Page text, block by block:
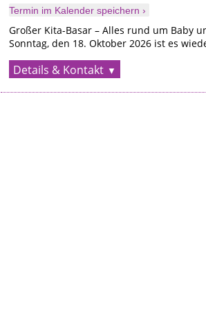
Termin im Kalender speichern ›
Großer Kita-Basar – Alles rund um Baby
Sonntag, den 18. Oktober 2026 ist es
Details & Kontakt